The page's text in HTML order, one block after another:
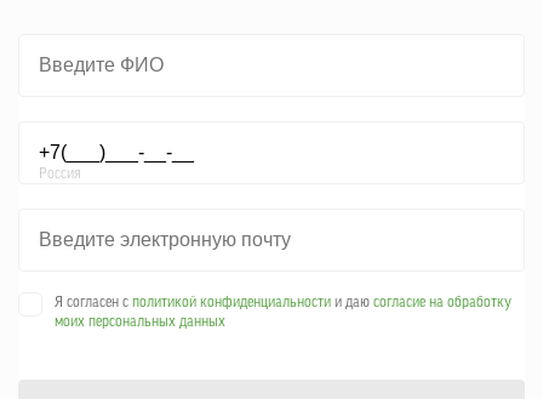
Россия
Я согласен с политикой конфиденциальности и даю согласие на обработку
моих персональных данных